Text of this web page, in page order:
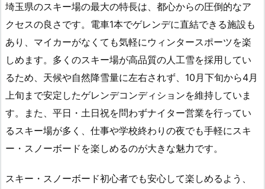
埼玉県のスキー場の最大の特長は、都心からの圧倒的なア
クセスの良さです。電車1本でゲレンデに直結できる施設も
あり、マイカーがなくても気軽にウィンタースポーツを楽
しめます。多くのスキー場が高品質の人工雪を採用してい
るため、天候や自然降雪量に左右されず、10月下旬から4月
上旬まで安定したゲレンデコンディションを維持していま
す。また、平日・土日祝を問わずナイター営業を行ってい
るスキー場が多く、仕事や学校終わりの夜でも手軽にスキ
ー・スノーボードを楽しめるのが大きな魅力です。
スキー・スノーボード初心者でも安心して楽しめるよう、